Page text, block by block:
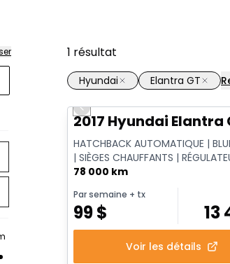
1 résultat
Hyundai
Elantra GT
Très bonne offre
Previous slide
2017 Hyundai Elantra
HATCHBACK AUTOMATIQUE |
| SIÈGES CHAUFFANTS |
VITESSE | BAS KILOMÉTRAGE | HA...
78 000 km
Par semaine + tx
99$ 13
Voir les détails